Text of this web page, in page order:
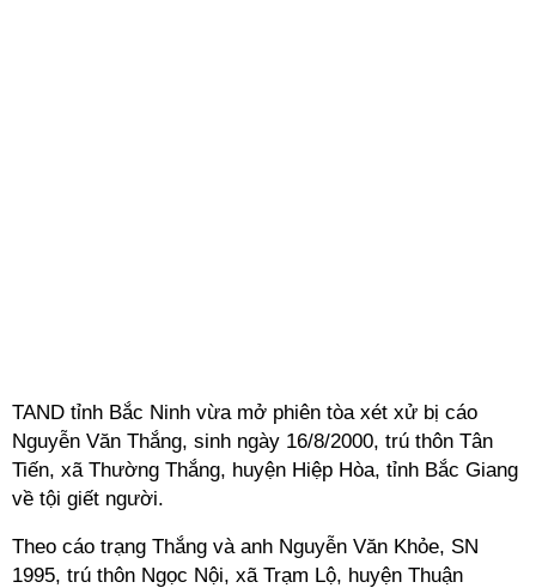
TAND tỉnh Bắc Ninh vừa mở phiên tòa xét xử bị cáo
Nguyễn Văn Thắng, sinh ngày 16/8/2000, trú thôn Tân
Tiến, xã Thường Thắng, huyện Hiệp Hòa, tỉnh Bắc Giang
về tội giết người.
Theo cáo trạng Thắng và anh Nguyễn Văn Khỏe, SN
1995, trú thôn Ngọc Nội, xã Trạm Lộ, huyện Thuận